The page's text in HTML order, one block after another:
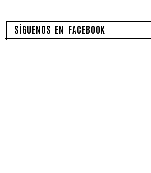
SÍGUENOS EN FACEBOOK